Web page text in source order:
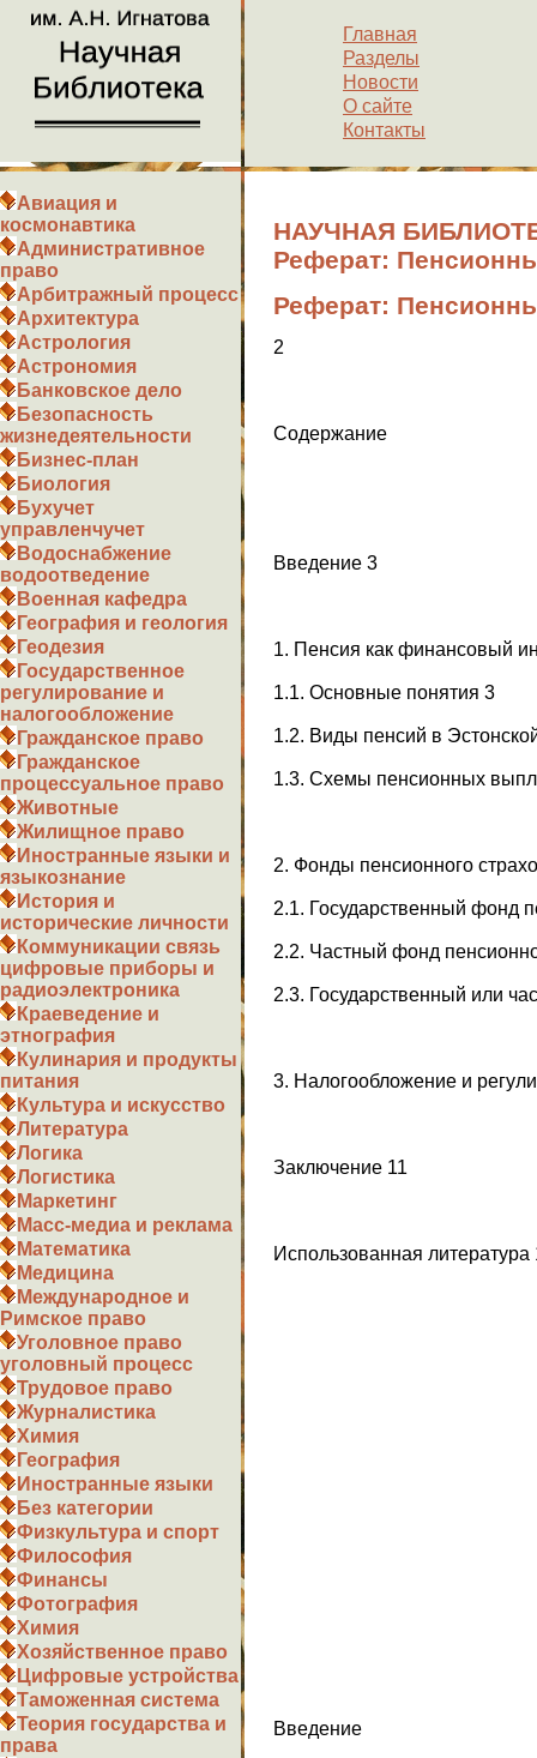
Главная
Разделы
Новости
О сайте
Контакты
Авиация и
космонавтика
Административное
право
Арбитражный процесс
Архитектура
Астрология
Астрономия
Банковское дело
Безопасность
жизнедеятельности
Бизнес-план
Биология
Бухучет
управленчучет
Водоснабжение
водоотведение
Военная кафедра
География и геология
Геодезия
Государственное
регулирование и
налогообложение
Гражданское право
Гражданское
процессуальное право
Животные
Жилищное право
Иностранные языки и
языкознание
История и
исторические личности
Коммуникации связь
цифровые приборы и
радиоэлектроника
Краеведение и
этнография
Кулинария и продукты
питания
Культура и искусство
Литература
Логика
Логистика
Маркетинг
Масс-медиа и реклама
Математика
Медицина
Международное и
Римское право
Уголовное право
уголовный процесс
Трудовое право
Журналистика
Химия
География
Иностранные языки
Без категории
Физкультура и спорт
Философия
Финансы
Фотография
Химия
Хозяйственное право
Цифровые устройства
Таможенная система
Теория государства и
права
НАУЧНАЯ
Реферат:
Реферат:
2
Содержание
Введение 3
1. Пенсия как финансовый
1.1. Основные понятия 3
1.2. Виды пенсий в
1.3. Схемы пенсионных
2. Фонды пенсионного
2.1. Государственный фонд
2.2. Частный фонд
2.3. Государственный или
3. Налогообложение и
Заключение 11
Использованная литература
Введение